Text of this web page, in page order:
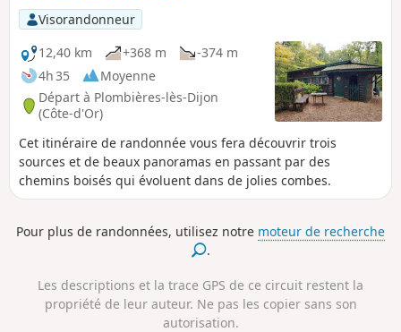
Visorandonneur
12,40 km
+368 m
-374 m
4h 35
Moyenne
Départ à Plombières-lès-Dijon
(Côte-d'Or)
Cet itinéraire de randonnée vous fera découvrir trois
sources et de beaux panoramas en passant par des
chemins boisés qui évoluent dans de jolies combes.
Pour plus de randonnées, utilisez notre moteur de recherche
.
Les descriptions et la trace GPS de ce circuit restent la
propriété de leur auteur. Ne pas les copier sans son
autorisation.